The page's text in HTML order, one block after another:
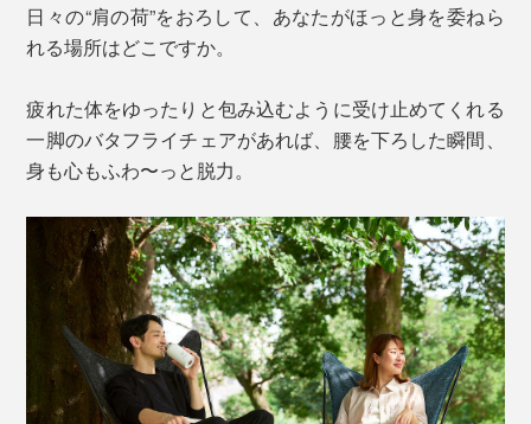
日々の“肩の荷”をおろして、あなたがほっと身を委ねら
れる場所はどこですか。
疲れた体をゆったりと包み込むように受け止めてくれる
一脚のバタフライチェアがあれば、腰を下ろした瞬間、
身も心もふわ〜っと脱力。